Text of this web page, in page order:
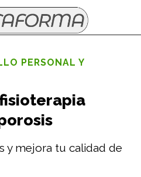
y mejora tu calidad de
PERSONAL Y